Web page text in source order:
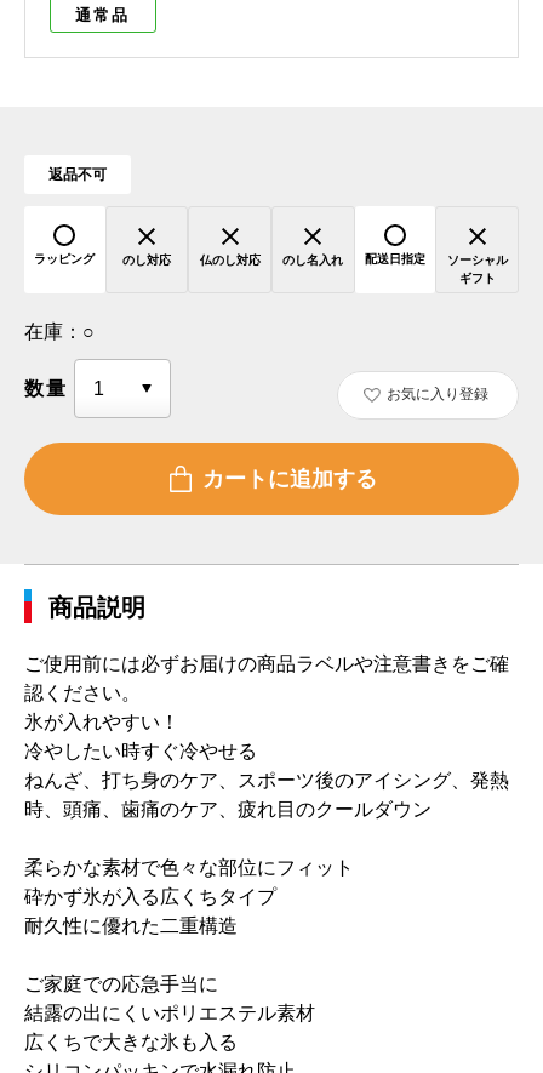
通常品
返品不可
ラッピング のし対応 仏のし対応 のし名入れ 配送日指定
ソーシャル
ギフト
在庫： ○
数量 お気に入り登録
商品説明
ご使用前には必ずお届けの商品ラベルや注意書きをご確
認ください。
氷が入れやすい！
冷やしたい時すぐ冷やせる
ねんざ、打ち身のケア、スポーツ後のアイシング、発熱
時、頭痛、歯痛のケア、疲れ目のクールダウン
柔らかな素材で色々な部位にフィット
砕かず氷が入る広くちタイプ
耐久性に優れた二重構造
ご家庭での応急手当に
結露の出にくいポリエステル素材
広くちで大きな氷も入る